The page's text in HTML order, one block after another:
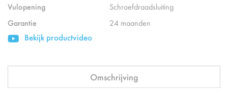
Vulopening
Schroefdraadsluiting
Garantie
24 maanden
Bekijk productvideo
Omschrijving